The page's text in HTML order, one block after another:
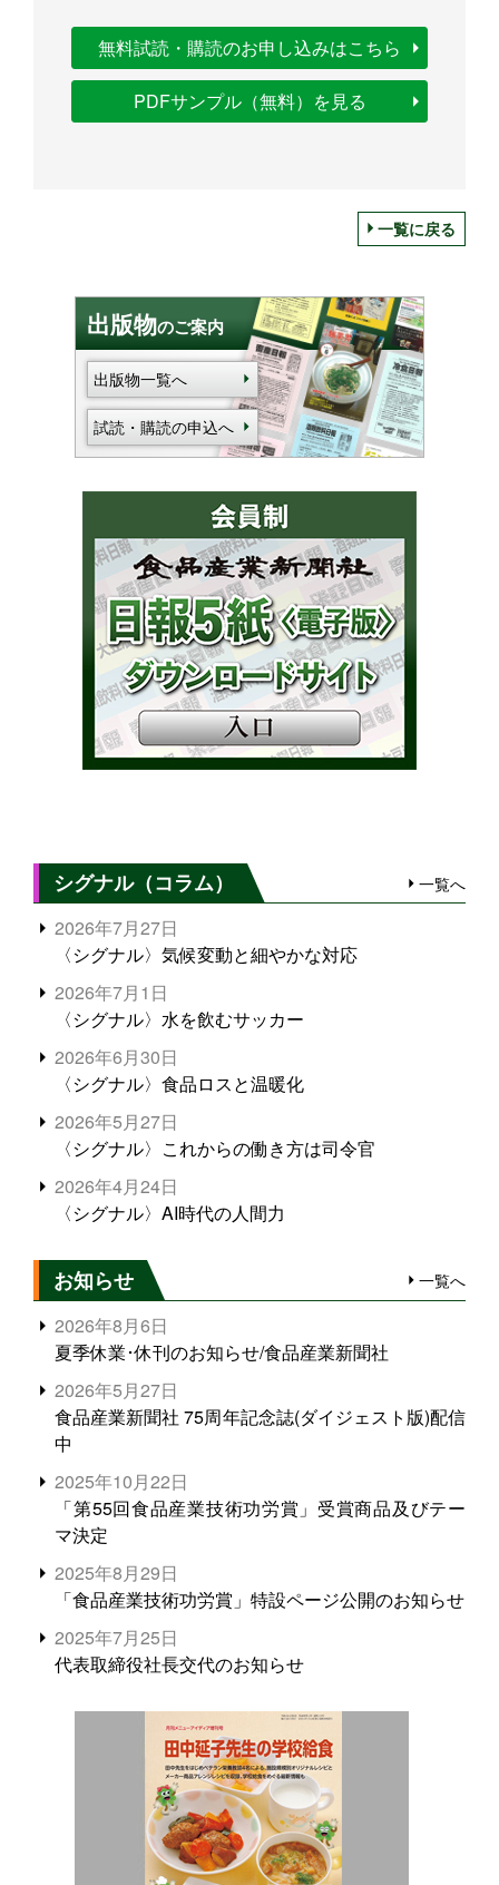
無料試読・購読のお申し込みはこちら
PDFサンプル（無料）を見る
一覧に戻る
出版物のご案内
出版物一覧へ
試読・購読の申込へ
シグナル（コラム） 一覧へ
2026年7月27日
〈シグナル〉気候変動と細やかな対応
2026年7月1日
〈シグナル〉水を飲むサッカー
2026年6月30日
〈シグナル〉食品ロスと温暖化
2026年5月27日
〈シグナル〉これからの働き方は司令官
2026年4月24日
〈シグナル〉AI時代の人間力
お知らせ 一覧へ
2026年8月6日
夏季休業･休刊のお知らせ/食品産業新聞社
2026年5月27日
食品産業新聞社 75周年記念誌(ダイジェスト版)配信
中
2025年10月22日
「第55回食品産業技術功労賞」受賞商品及びテー
マ決定
2025年8月29日
「食品産業技術功労賞」特設ページ公開のお知らせ
2025年7月25日
代表取締役社長交代のお知らせ